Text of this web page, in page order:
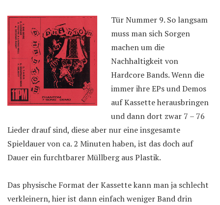
Tür Nummer 9. So langsam
muss man sich Sorgen
machen um die
Nachhaltigkeit von
Hardcore Bands. Wenn die
immer ihre EPs und Demos
auf Kassette herausbringen
und dann dort zwar 7 – 76
Lieder drauf sind, diese aber nur eine insgesamte
Spieldauer von ca. 2 Minuten haben, ist das doch auf
Dauer ein furchtbarer Müllberg aus Plastik.
Das physische Format der Kassette kann man ja schlecht
verkleinern, hier ist dann einfach weniger Band drin